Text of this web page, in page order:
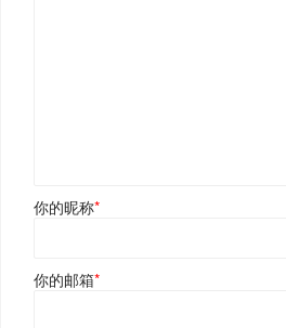
你的昵称*
你的邮箱*